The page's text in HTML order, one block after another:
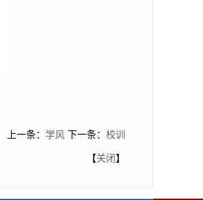
上一条： 学风 下一条： 校训
【关闭 】